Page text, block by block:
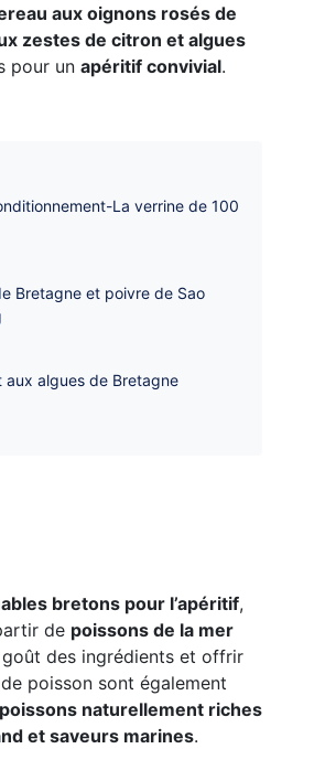
aux oignons rosés de
zestes de citron et algues
pour un apéritif convivial.
La verrine de 100
Bretagne et poivre de Sao
aux algues de Bretagne
bretons pour l’apéritif,
de poissons de la mer
des ingrédients et offrir
poisson sont également
poissons naturellement riches
et saveurs marines.